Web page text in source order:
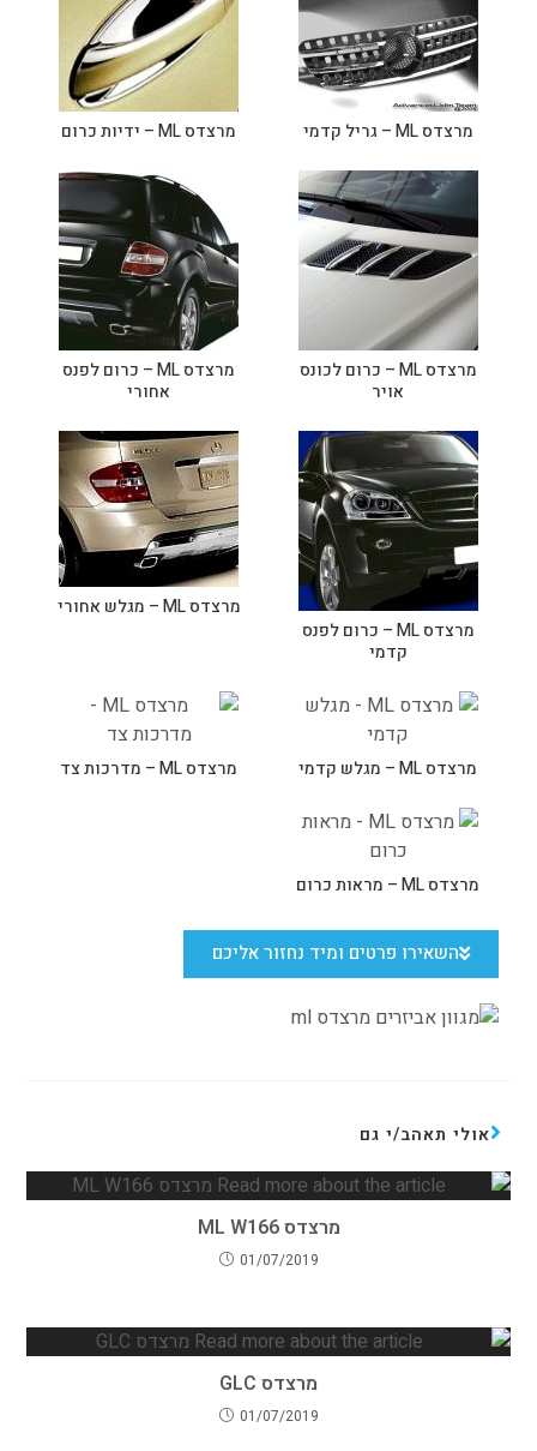
מרצדס ML – גריל קדמי מרצדס ML – ידיות כרום
מרצדס ML – כרום לכונס
אויר
מרצדס ML – כרום לפנס
אחורי
מרצדס ML – כרום לפנס
קדמי
מרצדס ML – מגלש אחורי
מרצדס ML – מגלש קדמי מרצדס ML – מדרכות צד
מרצדס ML – מראות כרום
השאירו פרטים ומיד נחזור אליכם
אולי תאהב/י גם
מרצדס ML W166
01/07/2019
מרצדס GLC
01/07/2019